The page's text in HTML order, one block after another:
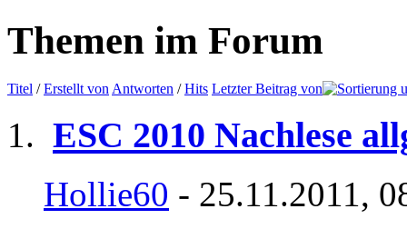
Themen im Forum
Titel /Erstellt von Antworten /Hits Letzter Beitrag von
ESC 2010 Nachlese
Hollie60 - 25.11.2011,